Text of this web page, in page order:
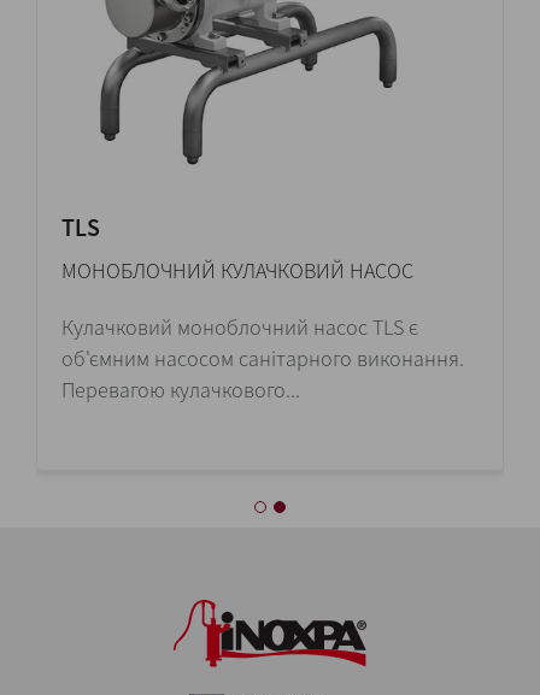
TLS
МОНОБЛОЧНИЙ КУЛАЧКОВИЙ НАСОС
Кулачковий моноблочний насос TLS є
об'ємним насосом санітарного виконання.
Перевагою кулачкового...